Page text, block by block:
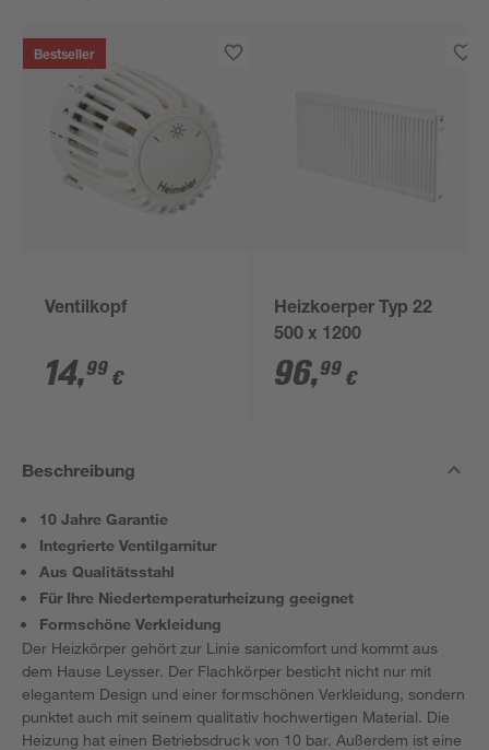
Bestseller
Ventilkopf
14,99 €
Heizkoerper Typ 22
500 x 1200
96,99 €
Beschreibung
10 Jahre Garantie
Integrierte Ventilgarnitur
Aus Qualitätsstahl
Für Ihre Niedertemperaturheizung geeignet
Formschöne Verkleidung
Der Heizkörper gehört zur Linie sanicomfort und kommt aus
dem Hause Leysser. Der Flachkörper besticht nicht nur mit
elegantem Design und einer formschönen Verkleidung, sondern
punktet auch mit seinem qualitativ hochwertigen Material. Die
Heizung hat einen Betriebsdruck von 10 bar. Außerdem ist eine